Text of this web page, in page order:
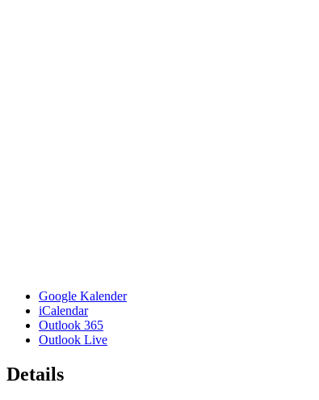
Google Kalender
iCalendar
Outlook 365
Outlook Live
Details